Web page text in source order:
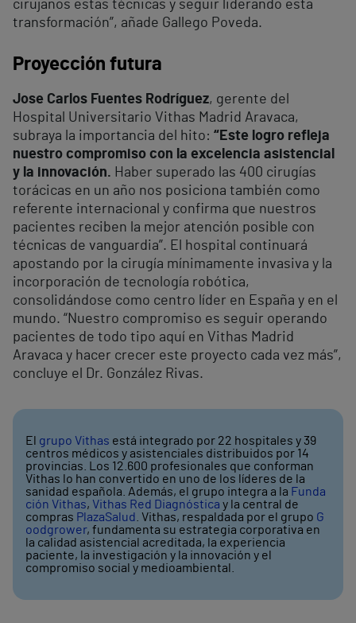
cirujanos estas técnicas y seguir liderando esta
transformación”, añade Gallego Poveda.
Proyección futura
Jose Carlos Fuentes Rodríguez, gerente del
Hospital Universitario Vithas Madrid Aravaca,
subraya la importancia del hito: “Este logro refleja
nuestro compromiso con la excelencia asistencial
y la innovación. Haber superado las 400 cirugías
torácicas en un año nos posiciona también como
referente internacional y confirma que nuestros
pacientes reciben la mejor atención posible con
técnicas de vanguardia”. El hospital continuará
apostando por la cirugía mínimamente invasiva y la
incorporación de tecnología robótica,
consolidándose como centro líder en España y en el
mundo. “Nuestro compromiso es seguir operando
pacientes de todo tipo aquí en Vithas Madrid
Aravaca y hacer crecer este proyecto cada vez más”,
concluye el Dr. González Rivas.
El grupo Vithas está integrado por 22 hospitales y 39
centros médicos y asistenciales distribuidos por 14
provincias. Los 12.600 profesionales que conforman
Vithas lo han convertido en uno de los líderes de la
sanidad española. Además, el grupo integra a la Funda
ción Vithas, Vithas Red Diagnóstica y la central de
compras PlazaSalud . Vithas, respaldada por el grupo G
oodgrower, fundamenta su estrategia corporativa en
la calidad asistencial acreditada, la experiencia
paciente, la investigación y la innovación y el
compromiso social y medioambiental.